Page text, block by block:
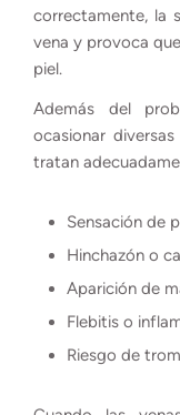
correctamente, la
vena y provoca
piel.
Además del
ocasionar
tratan
Sensación de
Hinchazón o
Aparición de
Flebitis o
Riesgo de